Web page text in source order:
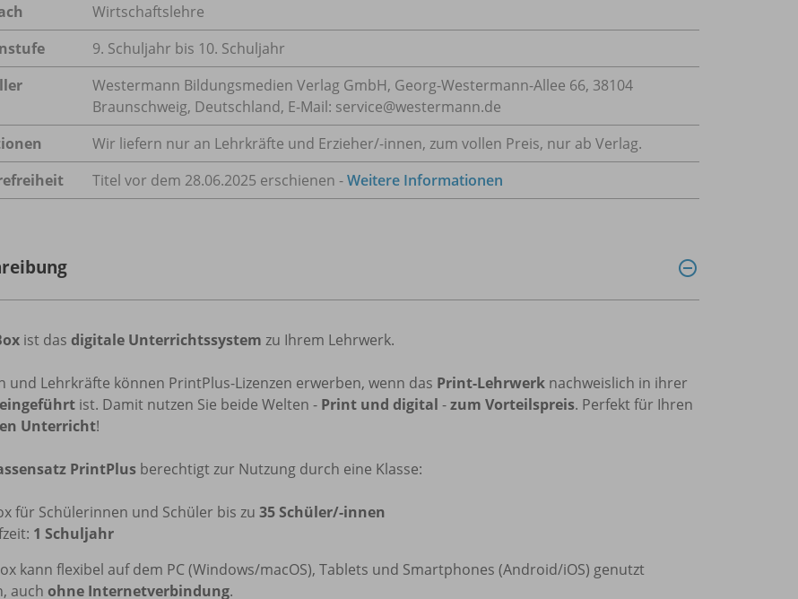
Wirtschaftslehre
9. Schuljahr bis 10. Schuljahr
Westermann Bildungsmedien Verlag GmbH, Georg-Westermann-Allee 66, 38104
Braunschweig, Deutschland, E-Mail: service@westermann.de
Wir liefern nur an Lehrkräfte und Erzieher/-innen, zum vollen Preis, nur ab Verlag.
Titel vor dem 28.06.2025 erschienen -Weitere Informationen
ist das digitale Unterrichtssystem zu Ihrem Lehrwerk.
und Lehrkräfte können PrintPlus-Lizenzen erwerben, wenn das Print-Lehrwerk nachweislich in ihrer
eingeführt ist. Damit nutzen Sie beide Welten - Print und digital -zum Vorteilspreis. Perfekt für Ihren
Unterricht!
PrintPlus berechtigt zur Nutzung durch eine Klasse:
für Schülerinnen und Schüler bis zu 35 Schüler/-innen
1 Schuljahr
kann flexibel auf dem PC (Windows/macOS), Tablets und Smartphones (Android/iOS) genutzt
auch ohne Internetverbindung.